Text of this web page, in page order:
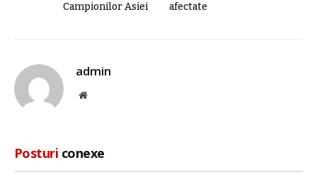
Campionilor Asiei
afectate
admin
Site
Posturi conexe